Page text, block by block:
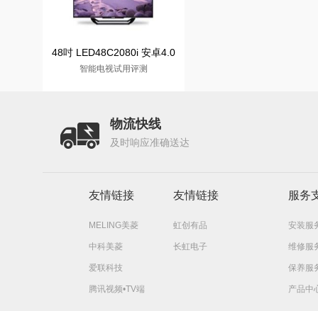
48吋 LED48C2080i 安卓4.0
智能电视试用评测
物流快线
及时响应准确送达
友情链接
MELING美菱
中科美菱
爱联科技
腾讯视频•TV端
友情链接
虹创有品
长虹电子
服务
安装服
维修服
保养服
产品中